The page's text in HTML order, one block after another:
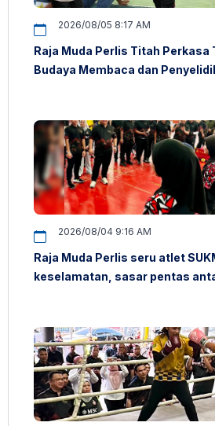
2026/08/05 8:17 AM
Raja Muda Perlis Titah Perkasa
Budaya Membaca dan
2026/08/04 9:16 AM
Raja Muda Perlis seru atlet
keselamatan, sasar pentas